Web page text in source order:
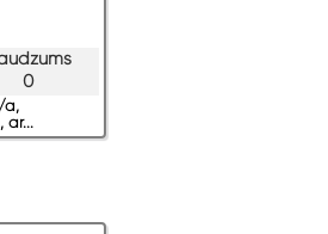
0
a,
ar...